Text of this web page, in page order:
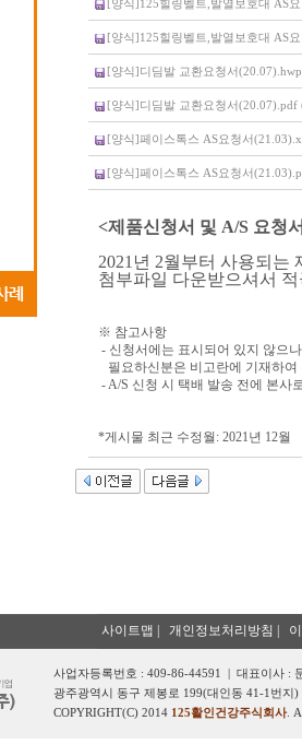
[양식]125힐링벨트,발열보호대 AS
[양식]125힐링벨트,발열보호대 AS
[양식]디딤발 교환요청서
[양식]디딤발 교환요청서(20.07).pdf
[양식]페이스톡스 AS요청서
[양식]페이스톡스 AS요청서
<제품신청서 및 A/S 요청
2021년 2월부터 사용되
첨부파일 다운받으셔서
※ 참고사항
- 신청서에는 표시되어 있지 않으
필요하신분은 비고란에 기재하
- A/S 신청 시 택배 발송 전에 본사
*게시물 최근 수정월: 2021년 12월
사이트맵 개인정보처리방침
사업자등록번호 : 409-86-44591 | 대표이사 :
광주광역시 동구 제봉로 199(대인동 41-1번지
COPYRIGHT(C) 2014 125활인건강주식회사.